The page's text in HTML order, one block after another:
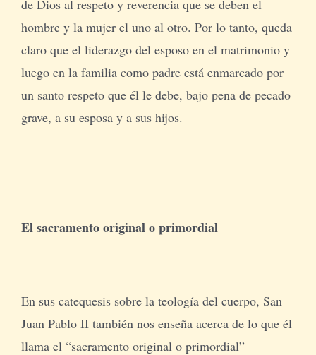
de Dios al respeto y reverencia que se deben el
hombre y la mujer el uno al otro. Por lo tanto, queda
claro que el liderazgo del esposo en el matrimonio y
luego en la familia como padre está enmarcado por
un santo respeto que él le debe, bajo pena de pecado
grave, a su esposa y a sus hijos.
El sacramento original o primordial
En sus catequesis sobre la teología del cuerpo, San
Juan Pablo II también nos enseña acerca de lo que él
llama el “sacramento original o primordial”